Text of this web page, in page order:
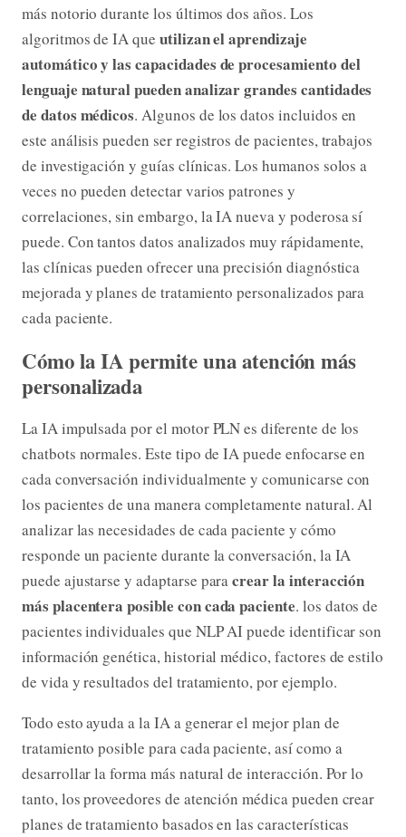
más notorio durante los últimos dos años. Los
algoritmos de IA que utilizan el aprendizaje
automático y las capacidades de procesamiento del
lenguaje natural pueden analizar grandes cantidades
de datos médicos. Algunos de los datos incluidos en
este análisis pueden ser registros de pacientes, trabajos
de investigación y guías clínicas. Los humanos solos a
veces no pueden detectar varios patrones y
correlaciones, sin embargo, la IA nueva y poderosa sí
puede. Con tantos datos analizados muy rápidamente,
las clínicas pueden ofrecer una precisión diagnóstica
mejorada y planes de tratamiento personalizados para
cada paciente.
Cómo la IA permite una atención más
personalizada
La IA impulsada por el motor PLN es diferente de los
chatbots normales. Este tipo de IA puede enfocarse en
cada conversación individualmente y comunicarse con
los pacientes de una manera completamente natural. Al
analizar las necesidades de cada paciente y cómo
responde un paciente durante la conversación, la IA
puede ajustarse y adaptarse paracrear la interacción
más placentera posible con cada paciente. los datos de
pacientes individuales que NLP AI puede identificar son
información genética, historial médico, factores de estilo
de vida y resultados del tratamiento, por ejemplo.
Todo esto ayuda a la IA a generar el mejor plan de
tratamiento posible para cada paciente, así como a
desarrollar la forma más natural de interacción. Por lo
tanto, los proveedores de atención médica pueden crear
planes de tratamiento basados en las características